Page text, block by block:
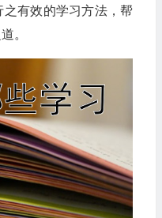
有效的学习方法，帮
。